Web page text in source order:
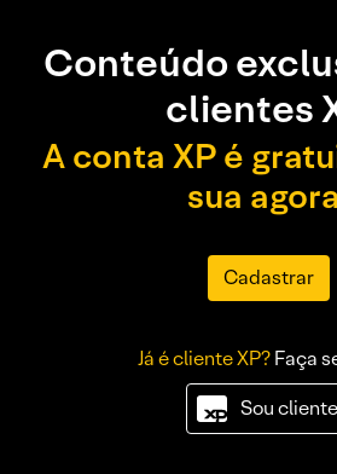
Conteúdo
clientes
A conta XP é
sua
Cadastrar
Já é cliente XP?Faça
Sou cliente